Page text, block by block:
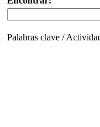
Palabras clave /